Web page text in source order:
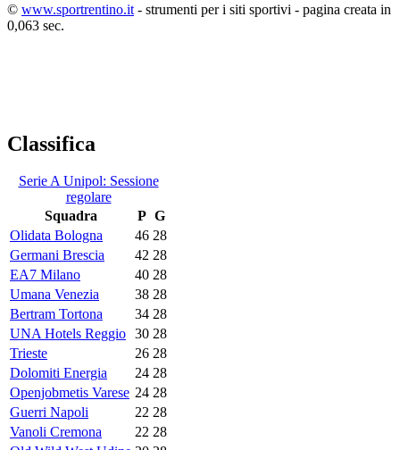
© www.sportrentino.it - strumenti per i siti sportivi - pagina creata in
0,063 sec.
Classifica
Serie A Unipol: Sessione
regolare
Squadra
P G
Olidata Bologna
46 28
Germani Brescia
42 28
EA7 Milano
40 28
Umana Venezia
38 28
Bertram Tortona
34 28
UNA Hotels Reggio 30 28
Trieste
26 28
Dolomiti Energia
24 28
Openjobmetis Varese 24 28
Guerri Napoli
22 28
Vanoli Cremona
22 28